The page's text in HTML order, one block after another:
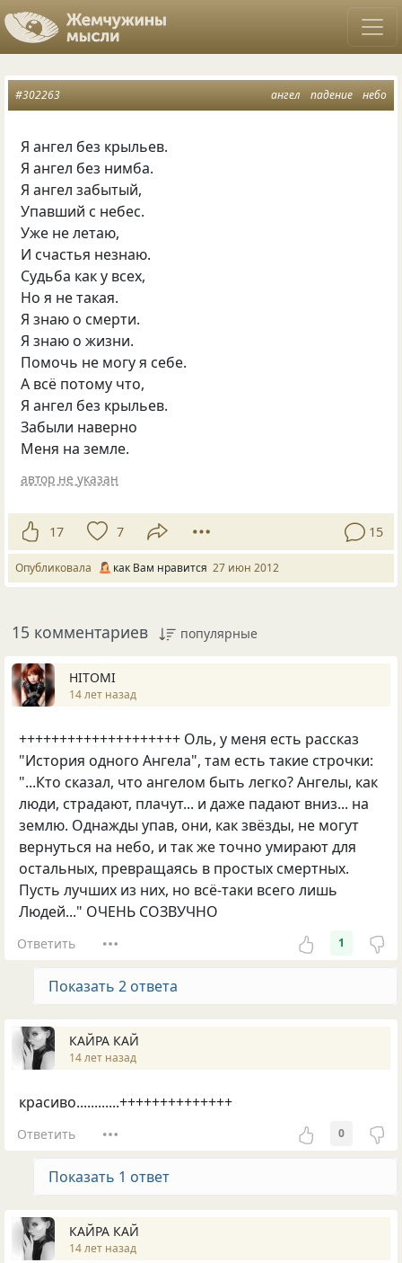
ангел падение небо
#302263
Я ангел без крыльев.
Я ангел без нимба.
Я ангел забытый,
Упавший с небес.
Уже не летаю,
И счастья незнаю.
Судьба как у всех,
Но я не такая.
Я знаю о смерти.
Я знаю о жизни.
Помочь не могу я себе.
А всё потому что,
Я ангел без крыльев.
Забыли наверно
Меня на земле.
автор не указан
17 7 15
Опубликовала как Вам нравится 27 июн 2012
15 комментариев популярные
HITOMI
14 лет назад
++++++++++++++++++++ Оль, у меня есть рассказ
"История одного Ангела", там есть такие строчки:
"...Кто сказал, что ангелом быть легко? Ангелы, как
люди, страдают, плачут... и даже падают вниз... на
землю. Однажды упав, они, как звёзды, не могут
вернуться на небо, и так же точно умирают для
остальных, превращаясь в простых смертных.
Пусть лучших из них, но всё-таки всего лишь
Людей..." ОЧЕНЬ СОЗВУЧНО
Ответить 1
Показать 2 ответа
КАЙРА КАЙ
14 лет назад
красиво............++++++++++++++
Ответить 0
Показать 1 ответ
КАЙРА КАЙ
14 лет назад